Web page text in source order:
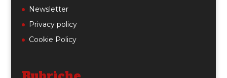
Newsletter
Privacy policy
Cookie Policy